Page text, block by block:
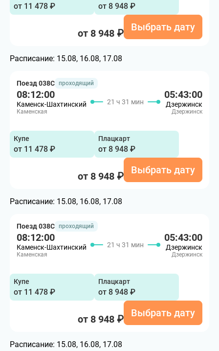
от 11 478 ₽ от 8 948 ₽
от 8 948 ₽
Выбрать дату
Расписание: 15.08, 16.08, 17.08
Поезд 038С проходящий
08:12:00
Каменск-Шахтинский
Каменская
21 ч 31 мин
05:43:00
Дзержинск
Дзержинск
Купе
от 11 478 ₽
Плацкарт
от 8 948 ₽
от 8 948 ₽
Выбрать дату
Расписание: 15.08, 16.08, 17.08
Поезд 038С проходящий
08:12:00
Каменск-Шахтинский
Каменская
21 ч 31 мин
05:43:00
Дзержинск
Дзержинск
Купе
от 11 478 ₽
Плацкарт
от 8 948 ₽
от 8 948 ₽
Выбрать дату
Расписание: 15.08, 16.08, 17.08